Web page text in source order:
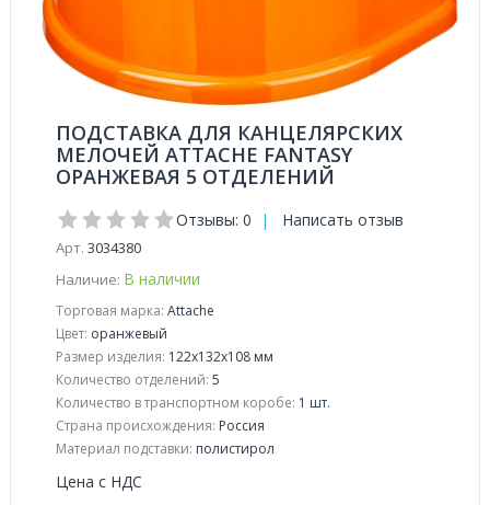
ПОДСТАВКА ДЛЯ КАНЦЕЛЯРСКИХ
МЕЛОЧЕЙ ATTACHE FANTASY
ОРАНЖЕВАЯ 5 ОТДЕЛЕНИЙ
Отзывы: 0 | Написать отзыв
Арт. 3034380
Наличие: В наличии
Торговая марка: Attache
Цвет: оранжевый
Размер изделия: 122x132x108 мм
Количество отделений: 5
Количество в транспортном коробе: 1 шт.
Страна происхождения: Россия
Материал подставки: полистирол
Цена с НДС